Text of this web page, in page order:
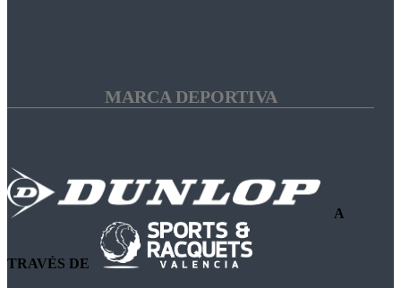
MARCA DEPORTIVA
A
TRAVÉS DE